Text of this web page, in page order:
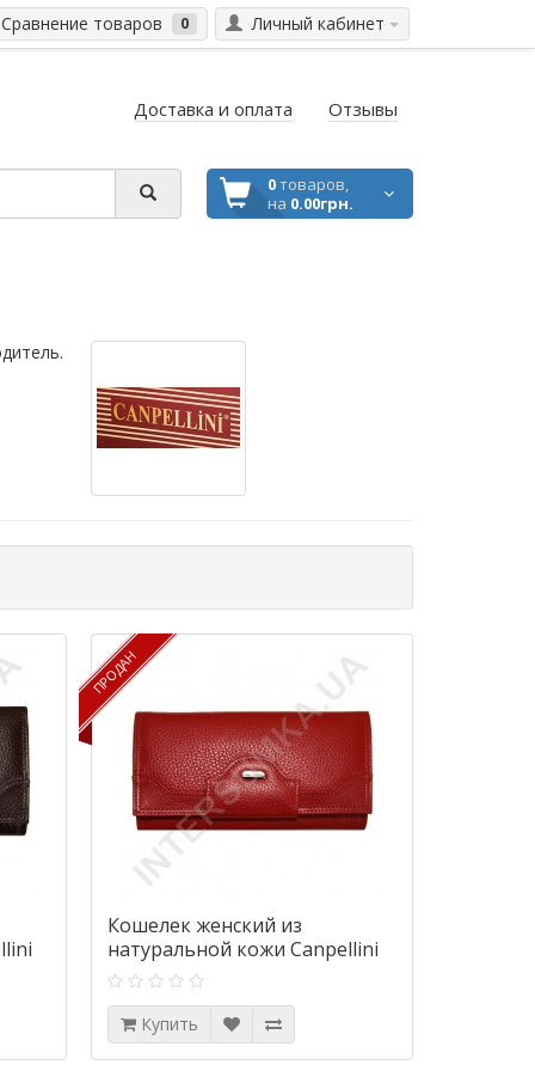
Сравнение товаров 0 Личный кабинет
Доставка и оплата Отзывы
0товаров,
на 0.00грн.
ПРОДАН
ПРОДАН
Кошелек женский из
натуральной кожи Canpellini
2033-172 красный флотар
Купить